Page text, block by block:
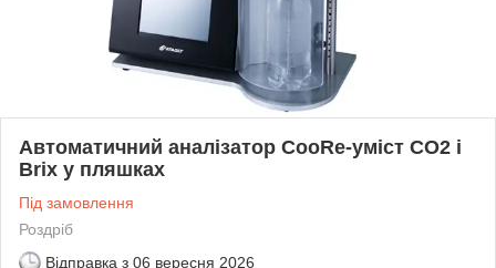
Автоматичний аналізатор CooRe-уміст CO2 і
Brix у пляшках
Під замовлення
Роздріб
Відправка з 06 вересня 2026